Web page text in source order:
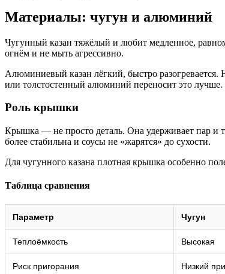
Материалы: чугун и алюминий
Чугунный казан тяжёлый и любит медленное,
огнём и не мыть агрессивно.
Алюминиевый казан лёгкий, быстро
или толстостенный алюминий переносит это лучше.
Роль крышки
Крышка — не просто деталь. Она удерживает пар и
более стабильна и соусы не «жарятся» до сухости.
Для чугунного казана плотная крышка особенно
Таблица сравнения
Параметр Чугун
Теплоёмкость Высокая
Риск пригорания Низкий